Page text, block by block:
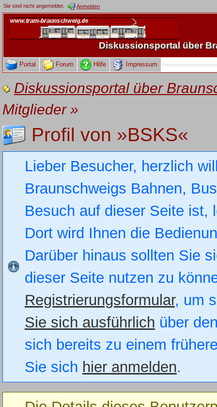
Sie sind nicht angemeldet. Anmelden
Diskussionsportal über
Portal Forum Hilfe Impressum
Diskussionsportal über
Mitglieder»
Profil von »BSKS«
Lieber Besucher, herzlich
Braunschweigs Bahnen,
Besuch auf dieser Seite
Dort wird Ihnen die
Darüber hinaus sollten Sie
dieser Seite nutzen zu
Registrierungsformular, um
Sie sich ausführlich über
sich bereits zu einem
Sie sich hier anmelden.